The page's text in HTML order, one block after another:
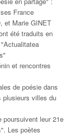
France
et Marie GINET
été traduits en
et rencontres
de poésie dans
plusieurs villes du
poursuivent leur 21e
Les poètes